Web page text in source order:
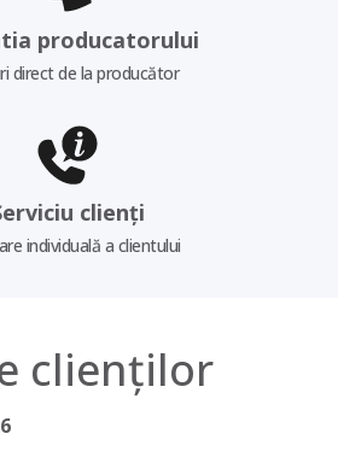
producatorului
direct de la producător
clienți
individuală a clientului
clienților